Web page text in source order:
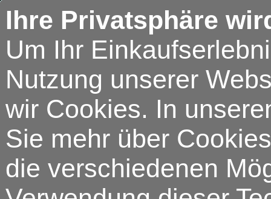
Ihre Privatsphäre
Um Ihr
Nutzung unserer
wir Cookies. In
Sie mehr über
die verschiedenen